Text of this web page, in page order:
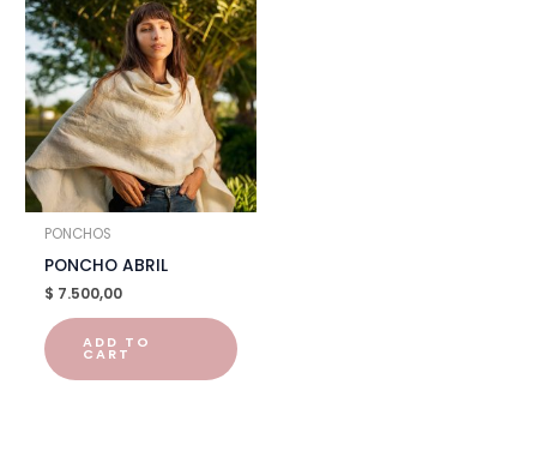
PONCHOS
PONCHO ABRIL
$ 7.500,00
ADD TO
CART